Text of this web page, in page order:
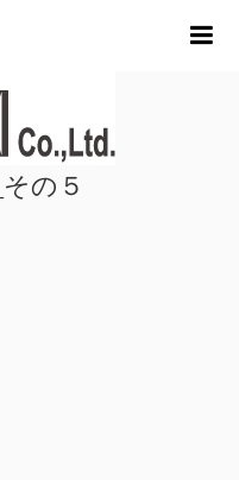
_その５
の５